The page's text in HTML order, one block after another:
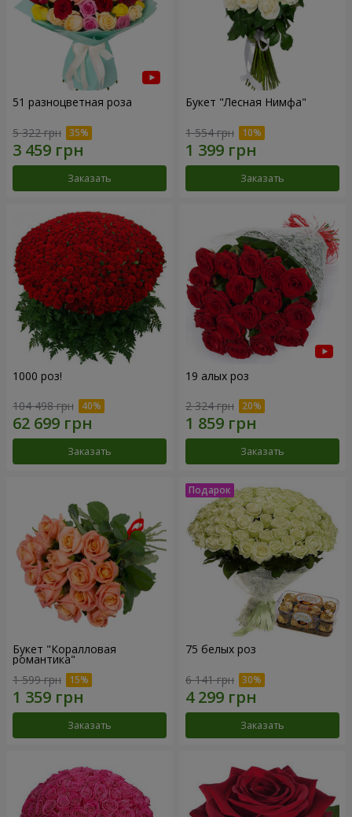
51 разноцветная роза
5 322 грн
Заказать
Букет "Лесная Нимфа"
1 554 грн
Заказать
1000 роз!
104 498 грн
Заказать
19 алых роз
2 324 грн
Заказать
Букет "Коралловая
романтика"
1 599 грн
Заказать
75 белых роз
6 141 грн
Заказать